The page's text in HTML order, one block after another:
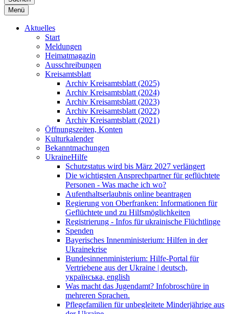
Menü
Aktuelles
Start
Meldungen
Heimatmagazin
Ausschreibungen
Kreisamtsblatt
Archiv Kreisamtsblatt (2025)
Archiv Kreisamtsblatt (2024)
Archiv Kreisamtsblatt (2023)
Archiv Kreisamtsblatt (2022)
Archiv Kreisamtsblatt (2021)
Öffnungszeiten, Konten
Kulturkalender
Bekanntmachungen
UkraineHilfe
Schutzstatus wird bis März 2027 verlängert
Die wichtigsten Ansprechpartner für geflüchtete
Personen - Was mache ich wo?
Aufenthaltserlaubnis online beantragen
Regierung von Oberfranken: Informationen für
Geflüchtete und zu Hilfsmöglichkeiten
Registrierung - Infos für ukrainische Flüchtlinge
Spenden
Bayerisches Innenministerium: Hilfen in der
Ukrainekrise
Bundesinnenministerium: Hilfe-Portal für
Vertriebene aus der Ukraine | deutsch,
українська, english
Was macht das Jugendamt? Infobroschüre in
mehreren Sprachen.
Pflegefamilien für unbegleitete Minderjährige aus